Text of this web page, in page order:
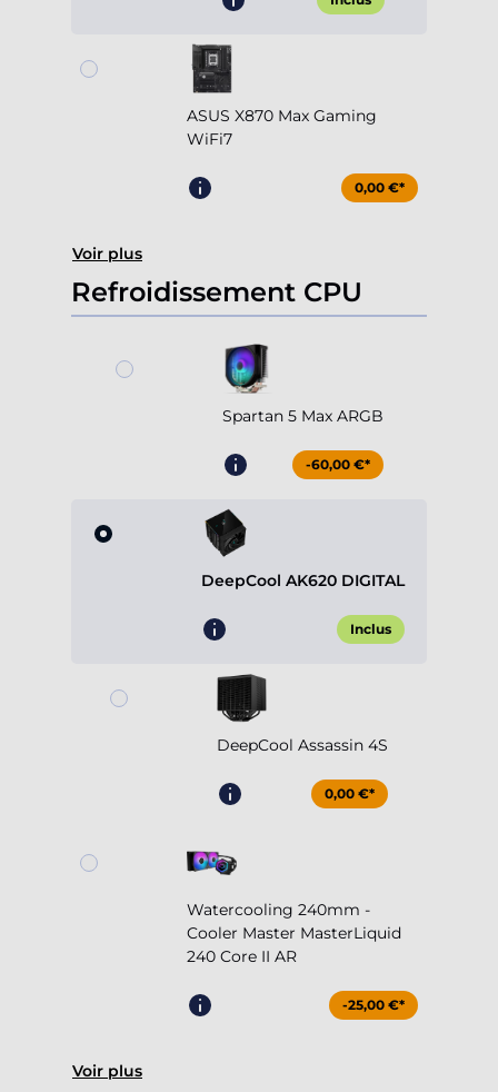
ASUS X870 Max Gaming
WiFi7
0,00 €*
Voir plus
Refroidissement CPU
Spartan 5 Max ARGB
-60,00 €*
DeepCool AK620 DIGITAL
Inclus
DeepCool Assassin 4S
0,00 €*
Watercooling 240mm -
Cooler Master MasterLiquid
240 Core II AR
-25,00 €*
Voir plus